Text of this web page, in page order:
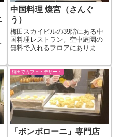
中国料理 燦宮（さんぐ
う）
梅田スカイビルの39階にある中
国料理レストラン。空中庭園の
無料で入れるフロアにありま
大臣賞を受賞したこともあると
いう本格的なダイニングレスト
ランだそうで、中華の種類とし
ては広東料理が中心のようで
す。 高級店の部...
梅田でカフェ・デザート
「ボンボローニ」専門店